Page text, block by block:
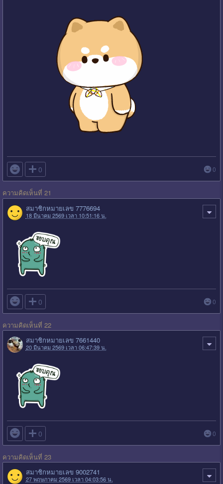
 0 0
ความคิดเห็นที่ 21
สมาชิกหมายเลข 7776694
18 มีนาคม 2569 เวลา 10:51:16 น.
 0 0
ความคิดเห็นที่ 22
สมาชิกหมายเลข 7661440
20 มีนาคม 2569 เวลา 06:47:39 น.
 0 0
ความคิดเห็นที่ 23
สมาชิกหมายเลข 9002741
27 พฤษภาคม 2569 เวลา 04:03:56 น.